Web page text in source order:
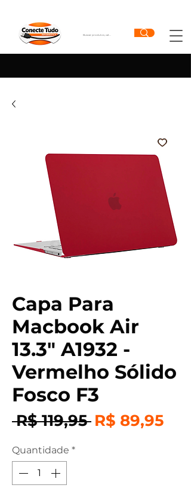
Capa Para
Macbook Air
13.3" A1932 -
Vermelho Sólido
Fosco F3
R$ 119,95 Preço
R$ 89,95
Quantidade *